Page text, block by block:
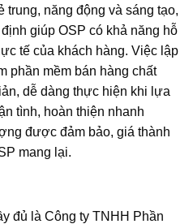
năng động và sáng tạo,
giúp OSP có khả năng hỗ
tế của khách hàng. Việc lập
phần mềm bán hàng chất
dễ dàng thực hiện khi lựa
tình, hoàn thiện nhanh
được đảm bảo, giá thành
mang lại.
đủ là Công ty TNHH Phần